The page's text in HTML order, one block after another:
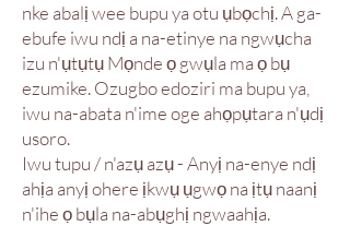
nke abalị wee bupu ya otu ụbọchị. A ga-
ebufe iwu ndị a na-etinye na ngwụcha
izu n'ụtụtụ Mọnde ọ gwụla ma ọ bụ
ezumike. Ozugbo edoziri ma bupu ya,
iwu na-abata n'ime oge ahọpụtara n'ụdị
usoro.
Iwu tupu / n'azụ azụ - Anyị na-enye ndị
ahịa anyị ohere ịkwụ ụgwọ na ịtụ naanị
n'ihe ọ bụla na-abụghị ngwaahịa.